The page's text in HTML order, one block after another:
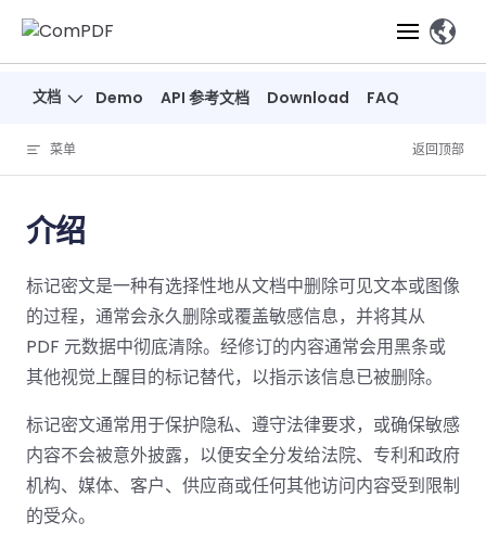
Skip to content
产品
ComPDF
SDK
验
Web
Web
SDK
服务器端
桌面端
Windows
SDK
Mac SDK
移动端
ComPDF
体验
Open
API
私有化
部署
MCP
ComPDF
概览
智能全
解析
智能文
抽取
AI
必备功能
PDF
查看
器
释
文档
编辑
文档生
成
表单
安全
标记密文
转
换
测量
压缩
PDF
智能全文
析
智能文档
AI
解决方案
智能文档处理
概览
智能全文解
析
智能文档抽
取
行业
解决
方案
建
筑
航
教
育
印
刷
Web 应用
在线工具
开发者
ComPDF
SDK 指南
Web
桌面端
ComPDF
Cloud 指
南
AI 指南
定价
文档 Demo API 参考文档 Download FAQ
、
菜单 返回顶部
介绍
标记密文是一种有选择性地从文档中删除可见文本或图像
的过程，通常会永久删除或覆盖敏感信息，并将其从
PDF 元数据中彻底清除。经修订的内容通常会用黑条或
其他视觉上醒目的标记替代，以指示该信息已被删除。
标记密文通常用于保护隐私、遵守法律要求，或确保敏感
内容不会被意外披露，以便安全分发给法院、专利和政府
机构、媒体、客户、供应商或任何其他访问内容受到限制
的受众。